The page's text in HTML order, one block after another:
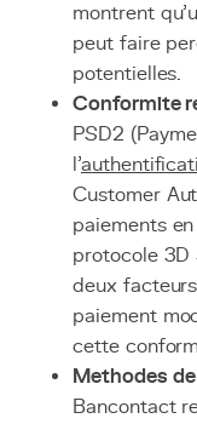
montrent
peut faire
potentielles.
Conformite
PSD2
l'
Customer
paiements
protocole 3D
deux
paiement
cette
Methodes
Bancontact